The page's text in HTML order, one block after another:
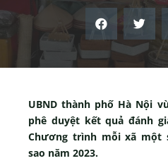
UBND thành phố Hà Nội
phê duyệt kết quả đánh
Chương trình mỗi xã một
sao năm 2023.